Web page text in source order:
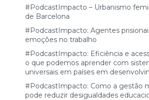
#PodcastImpacto – Urbanismo
de Barcelona
#PodcastImpacto: Agentes
emoções no trabalho
#PodcastImpacto: Eficiência e
o que podemos aprender com
universais em países em
#PodcastImpacto: Como a gestão
pode reduzir desigualdades